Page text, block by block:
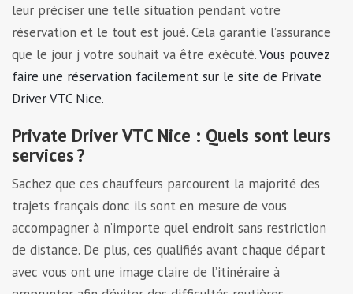
leur préciser une telle situation pendant votre
réservation et le tout est joué. Cela garantie l’assurance
que le jour j votre souhait va être exécuté.Vous pouvez
faire une réservation facilement sur le site de Private
Driver VTC Nice.
Private Driver VTC Nice : Quels sont leurs
services ?
Sachez que ces chauffeurs parcourent la majorité des
trajets français donc ils sont en mesure de vous
accompagner à n’importe quel endroit sans restriction
de distance. De plus, ces qualifiés avant chaque départ
avec vous ont une image claire de l’itinéraire à